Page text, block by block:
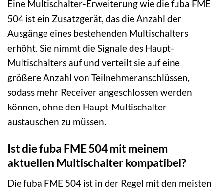
Eine Multischalter-Erweiterung wie die fuba FME
504 ist ein Zusatzgerät, das die Anzahl der
Ausgänge eines bestehenden Multischalters
erhöht. Sie nimmt die Signale des Haupt-
Multischalters auf und verteilt sie auf eine
größere Anzahl von Teilnehmeranschlüssen,
sodass mehr Receiver angeschlossen werden
können, ohne den Haupt-Multischalter
austauschen zu müssen.
Ist die fuba FME 504 mit meinem
aktuellen Multischalter kompatibel?
Die fuba FME 504 ist in der Regel mit den meisten